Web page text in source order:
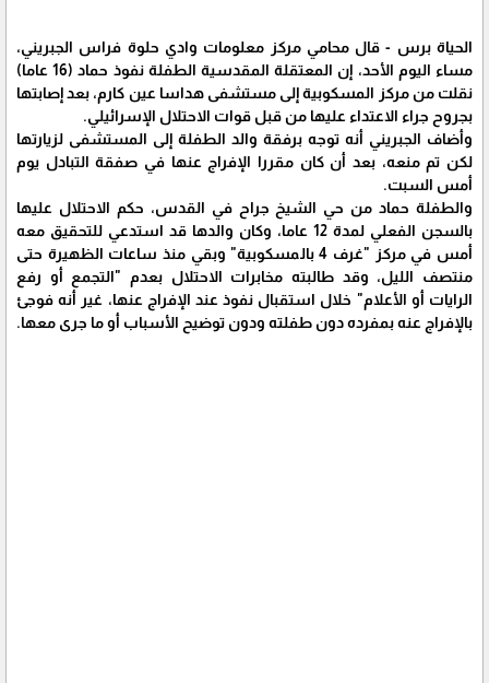
الحياة برس - قال محامي مركز معلومات وادي حلوة فراس الجبريني،
مساء اليوم الأحد، إن المعتقلة المقدسية الطفلة نفوذ حماد (16 عاما)
نقلت من مركز المسكوبية إلى مستشفى هداسا عين كارم، بعد إصابتها
بجروح جراء الاعتداء عليها من قبل قوات الاحتلال الإسرائيلي.
وأضاف الجبريني أنه توجه برفقة والد الطفلة إلى المستشفى لزيارتها
لكن تم منعه، بعد أن كان مقررا الإفراج عنها في صفقة التبادل يوم
أمس السبت.
والطفلة حماد من حي الشيخ جراح في القدس، حكم الاحتلال عليها
بالسجن الفعلي لمدة 12 عاما، وكان والدها قد استدعي للتحقيق معه
أمس في مركز "غرف 4 بالمسكوبية" وبقي منذ ساعات الظهيرة حتى
منتصف الليل، وقد طالبته مخابرات الاحتلال بعدم "التجمع أو رفع
الرايات أو الأعلام" خلال استقبال نفوذ عند الإفراج عنها، غير أنه فوجئ
بالإفراج عنه بمفرده دون طفلته ودون توضيح الأسباب أو ما جرى معها.